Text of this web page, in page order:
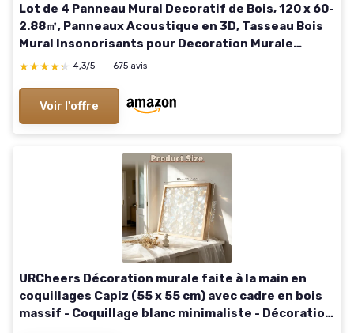
Lot de 4 Panneau Mural Decoratif de Bois, 120 x 60-
2.88㎡, Panneaux Acoustique en 3D, Tasseau Bois
Mural Insonorisants pour Decoration Murale
Chambre, Salon, Bureau, Comptoir, Noyer 4 pièces
★★★★★
★★★★★ 4,3/5 — 675 avis
Voir l'offre
URCheers Décoration murale faite à la main en
coquillages Capiz (55 x 55 cm) avec cadre en bois
massif - Coquillage blanc minimaliste - Décoration